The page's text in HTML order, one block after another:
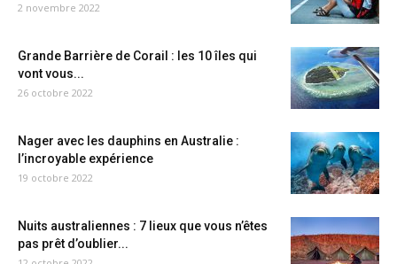
2 novembre 2022
Grande Barrière de Corail : les 10 îles qui
vont vous...
26 octobre 2022
Nager avec les dauphins en Australie :
l’incroyable expérience
19 octobre 2022
Nuits australiennes : 7 lieux que vous n’êtes
pas prêt d’oublier...